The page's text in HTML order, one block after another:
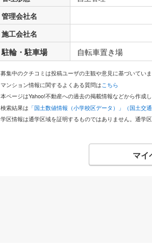
管理会社名
施工会社名
駐輪・駐車場 自転車置き場
募集中のクチコミは投稿ユーザの主観や意見に基づいてい
マンション情報に関するよくある質問はこちら
本ページはYahoo!不動産への過去の掲載情報などから作成
検索結果は 「国土数値情報（小学校区データ）」（国土交通
学区情報は通学区域を証明するものではありません。通学
マイ